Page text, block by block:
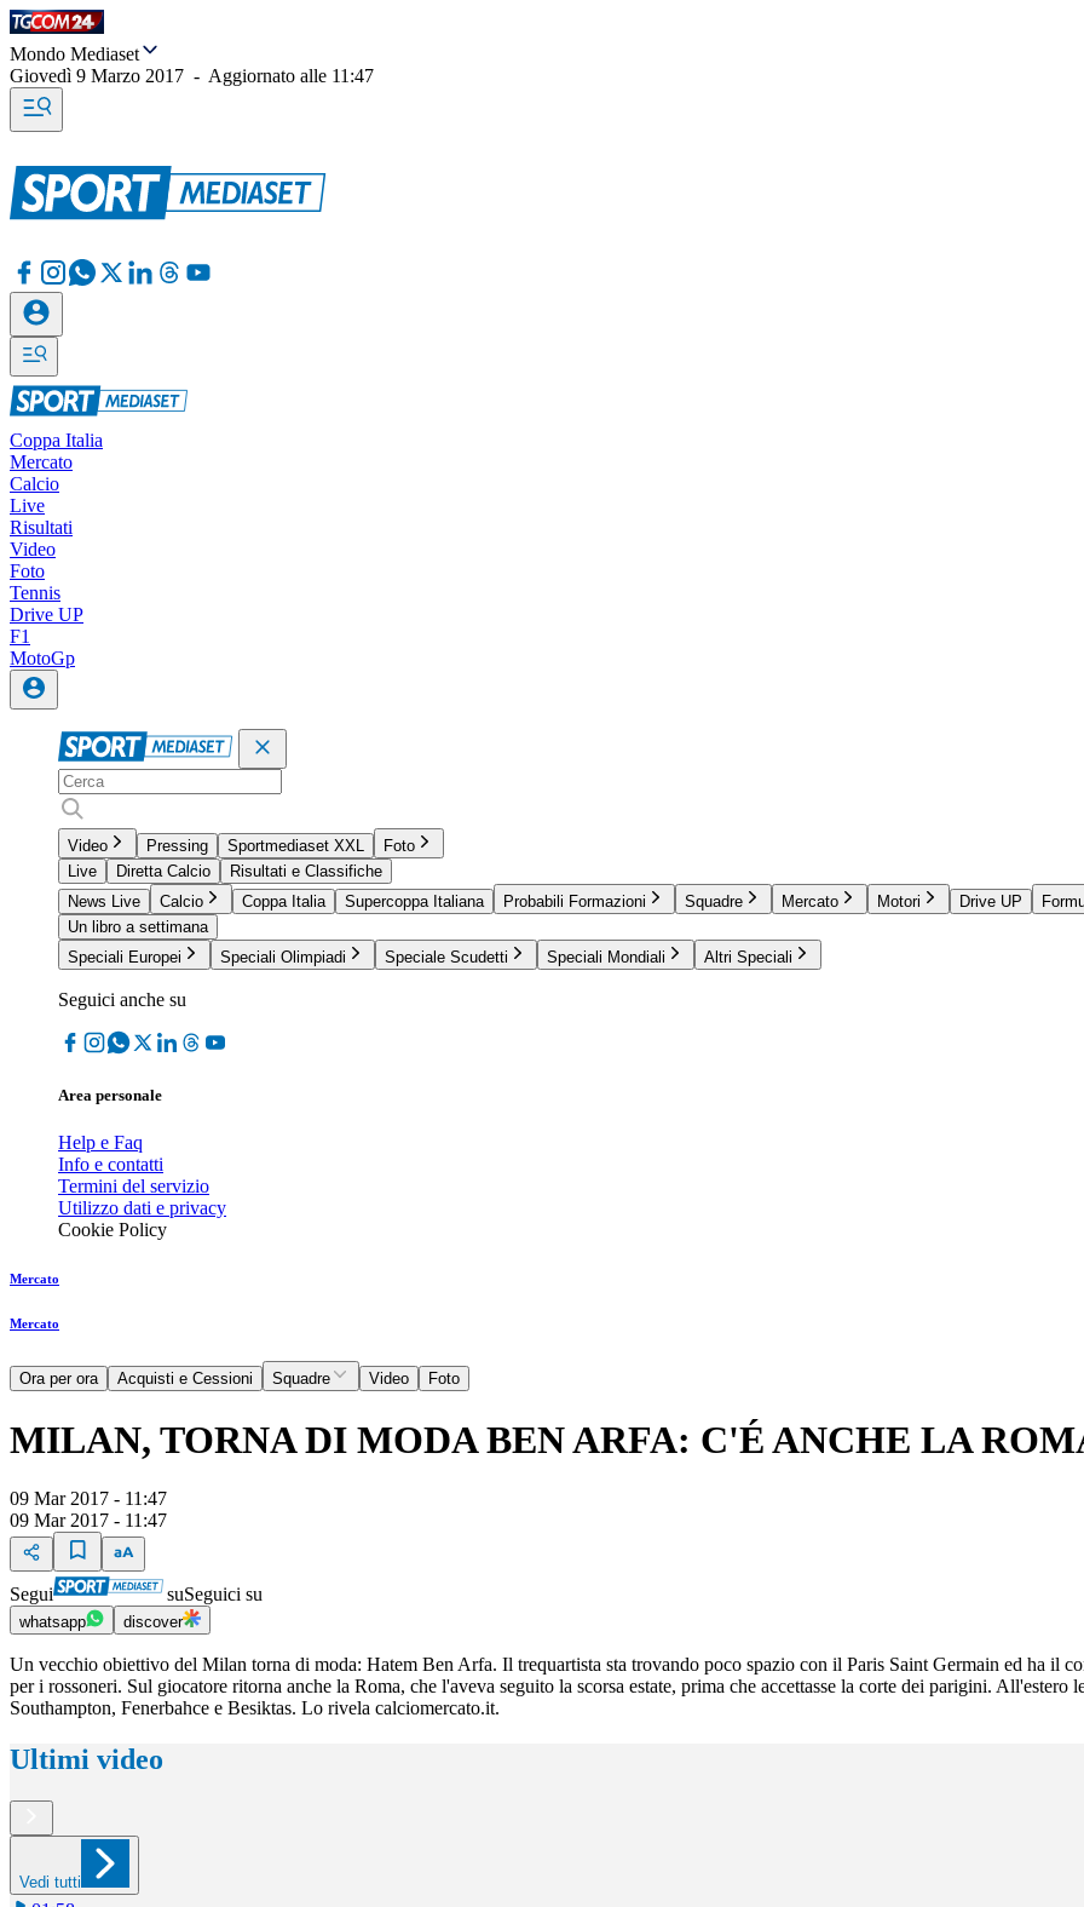
Mondo Mediaset
Giovedì 9 Marzo 2017 - Aggiornato alle 11:47
Coppa Italia
Mercato
Calcio
Live
Risultati
Video
Foto
Tennis
Drive UP
F1
MotoGp
Video Pressing Sportmediaset XXL
Foto
Live
Diretta Calcio
Risultati e Classifiche
News Live
Calcio Coppa Italia Supercoppa Italiana Probabili Formazioni Squadre Mercato Motori Drive UP
Un libro a settimana
Speciali Europei
Speciali Olimpiadi Speciale Scudetti Speciali Mondiali Altri Speciali
Seguici anche su
Area personale
Help e Faq
Info e contatti
Termini del servizio
Utilizzo dati e privacy
Cookie Policy
Mercato
Mercato
Ora per ora Acquisti e Cessioni Squadre Video Foto
MILAN, TORNA DI MODA BEN ARFA: C'É ANCHE LA
09 Mar 2017 - 11:47
09 Mar 2017 - 11:47
Segui suSeguici su
whatsapp discover
Un vecchio obiettivo del Milan torna di moda: Hatem Ben Arfa. Il trequartista sta trovando poco spazio con il Paris Saint Germain ed ha il
per i rossoneri. Sul giocatore ritorna anche la Roma, che l'aveva seguito la scorsa estate, prima che accettasse la corte dei parigini.
Southampton, Fenerbahce e Besiktas. Lo rivela calciomercato.it.
Ultimi video
Vedi tutti